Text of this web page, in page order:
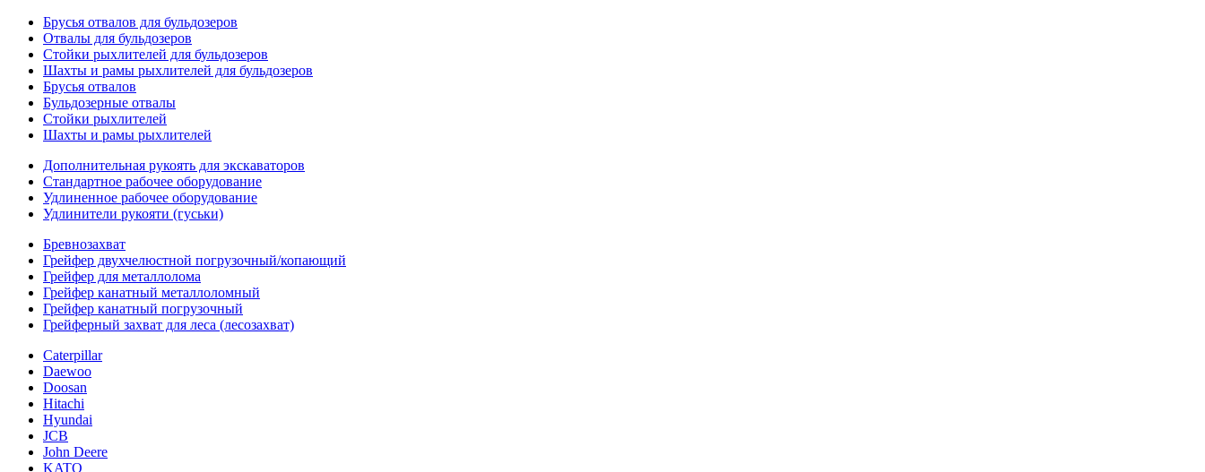
Брусья отвалов для бульдозеров
Отвалы для бульдозеров
Стойки рыхлителей для бульдозеров
Шахты и рамы рыхлителей для бульдозеров
Брусья отвалов
Бульдозерные отвалы
Стойки рыхлителей
Шахты и рамы рыхлителей
Дополнительная рукоять для экскаваторов
Стандартное рабочее оборудование
Удлиненное рабочее оборудование
Удлинители рукояти (гуськи)
Бревнозахват
Грейфер двухчелюстной погрузочный/копающий
Грейфер для металлолома
Грейфер канатный металлоломный
Грейфер канатный погрузочный
Грейферный захват для леса (лесозахват)
Caterpillar
Daewoo
Doosan
Hitachi
Hyundai
JCB
John Deere
KATO